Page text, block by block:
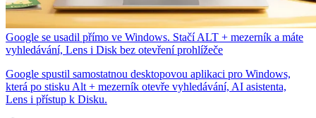
Google se usadil přímo ve Windows. Stačí ALT + mezerník a máte
vyhledávání, Lens i Disk bez otevření prohlížeče
Google spustil samostatnou desktopovou aplikaci pro Windows,
která po stisku Alt + mezerník otevře vyhledávání, AI asistenta,
Lens i přístup k Disku.